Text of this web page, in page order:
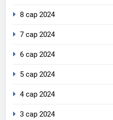
8 сар 2024
7 сар 2024
6 сар 2024
5 сар 2024
4 сар 2024
3 сар 2024